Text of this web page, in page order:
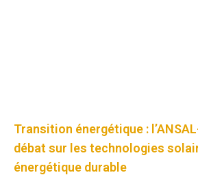
Transition énergétique :
débat sur les technologies
énergétique durable